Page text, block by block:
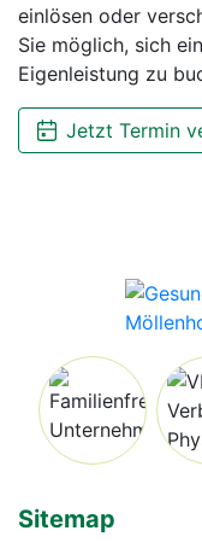
einlösen oder
Sie möglich, sich
Eigenleistung zu
Jetzt Termin
Sitemap